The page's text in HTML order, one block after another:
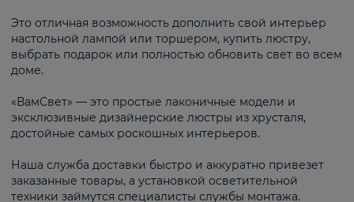
Это отличная возможность дополнить свой интерьер
настольной лампой или торшером, купить люстру,
выбрать подарок или полностью обновить свет во всем
доме.
«ВамСвет» — это простые лаконичные модели и
эксклюзивные дизайнерские люстры из хрусталя,
достойные самых роскошных интерьеров.
Наша служба доставки быстро и аккуратно привезет
заказанные товары, а установкой осветительной
техники займутся специалисты службы монтажа.